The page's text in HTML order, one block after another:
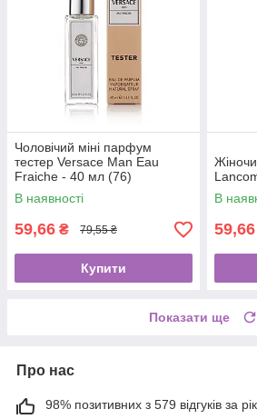
Чоловічий міні парфум
тестер Versace Man Eau
Fraiche - 40 мл (76)
В наявності
59,66 ₴ 79,55 ₴
Купити
В
59,66
Показати ще
Про нас
98% позитивних з 579 відгуків за рік